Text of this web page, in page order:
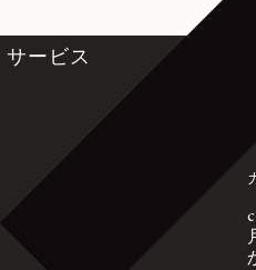
サービス